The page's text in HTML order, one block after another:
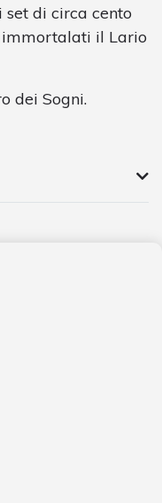
set di circa cento
immortalati il Lario
dei Sogni.